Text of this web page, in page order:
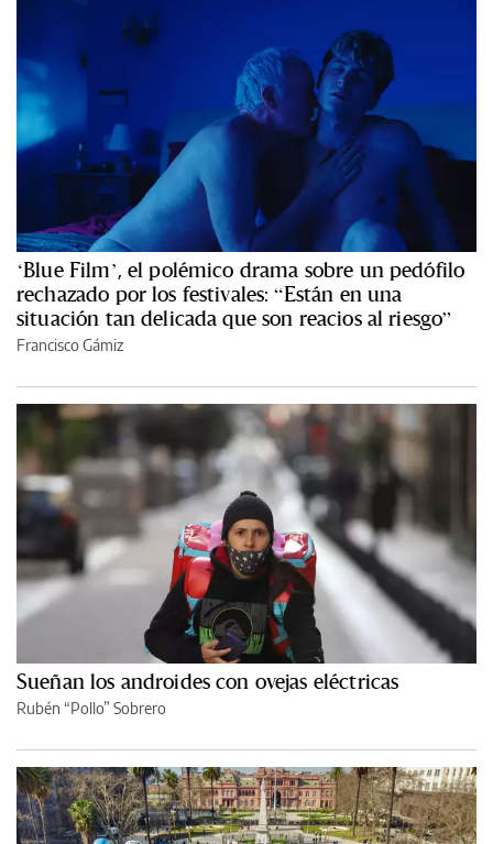
‘Blue Film’, el polémico drama sobre un pedófilo
rechazado por los festivales: “Están en una
situación tan delicada que son reacios al riesgo”
Francisco Gámiz
Sueñan los androides con ovejas eléctricas
Rubén “Pollo” Sobrero